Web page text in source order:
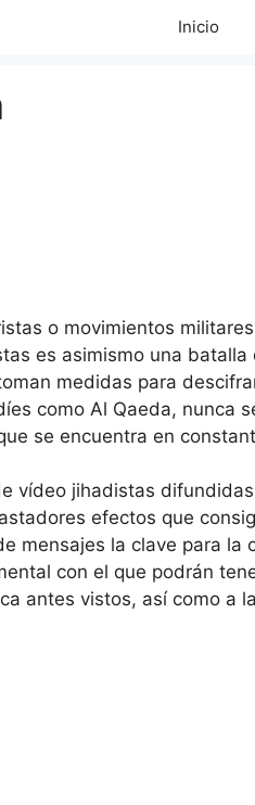
Inicio
o movimientos
es asimismo una batalla
medidas para
como Al Qaeda, nunca
se encuentra en
vídeo jihadistas
efectos que
mensajes la clave para la
con el que podrán
antes vistos, así como a